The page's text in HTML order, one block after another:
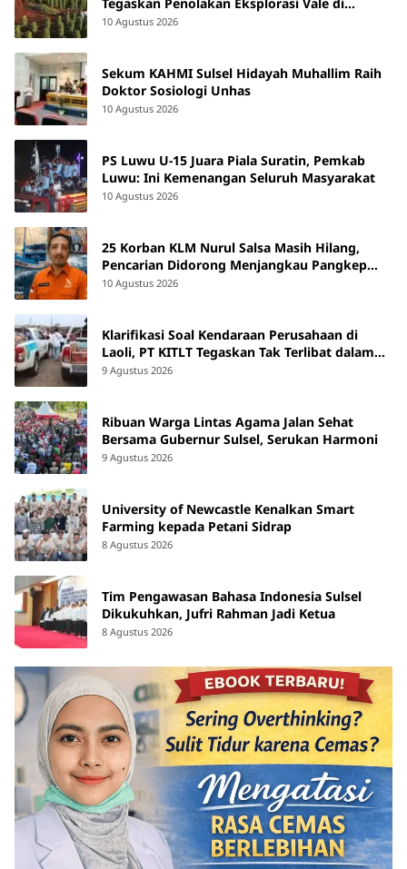
Tanamalia Loeha Raya
10 Agustus 2026
Sekum KAHMI Sulsel Hidayah Muhallim Raih
Doktor Sosiologi Unhas
10 Agustus 2026
PS Luwu U-15 Juara Piala Suratin, Pemkab
Luwu: Ini Kemenangan Seluruh Masyarakat
10 Agustus 2026
25 Korban KLM Nurul Salsa Masih Hilang,
Pencarian Didorong Menjangkau Pangkep
hingga NTT
10 Agustus 2026
Klarifikasi Soal Kendaraan Perusahaan di
Laoli, PT KITLT Tegaskan Tak Terlibat dalam
Sengketa
9 Agustus 2026
Ribuan Warga Lintas Agama Jalan Sehat
Bersama Gubernur Sulsel, Serukan Harmoni
9 Agustus 2026
University of Newcastle Kenalkan Smart
Farming kepada Petani Sidrap
8 Agustus 2026
Tim Pengawasan Bahasa Indonesia Sulsel
Dikukuhkan, Jufri Rahman Jadi Ketua
8 Agustus 2026